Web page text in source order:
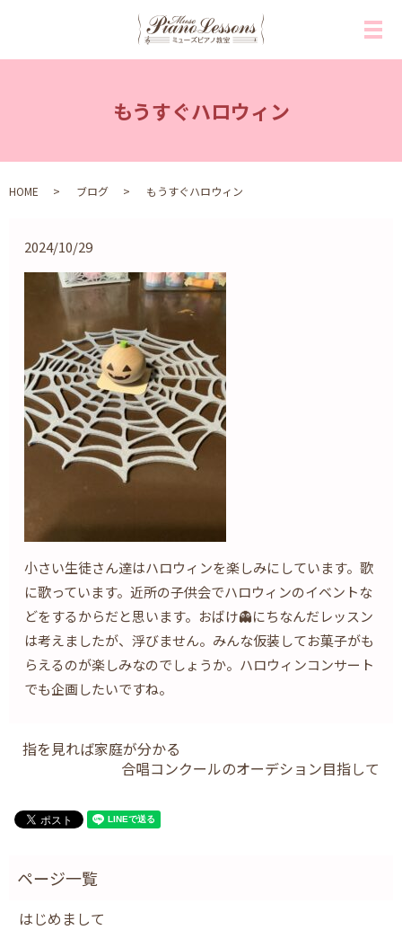
メ
もうすぐハロウィン
HOME ブログ もうすぐハロウィン
2024/10/29
小さい生徒さん達はハロウィンを楽しみにしています。歌
に歌っています。近所の子供会でハロウィンのイベントな
どをするからだと思います。おばけ👻にちなんだレッスン
は考えましたが、浮びません。みんな仮装してお菓子がも
らえるのが楽しみなのでしょうか。ハロウィンコンサート
でも企画したいですね。
指を見れば家庭が分かる
合唱コンクールのオーデション目指して
はじめまして